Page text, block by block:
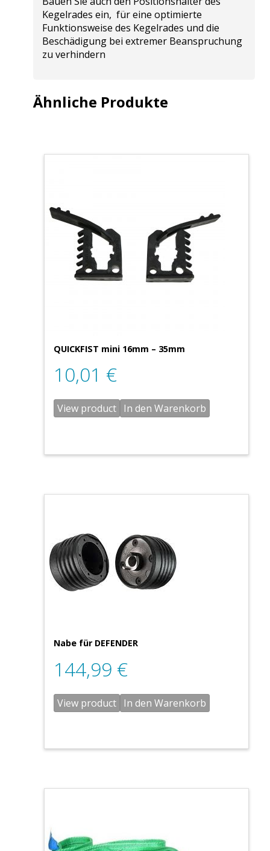
Kegelrades ein, für eine optimierte
Funktionsweise des Kegelrades und die
Beschädigung bei extremer Beanspruchung
zu verhindern
Ähnliche Produkte
QUICKFIST mini 16mm – 35mm
10,01 €
View product In den Warenkorb
Nabe für DEFENDER
144,99 €
View product In den Warenkorb